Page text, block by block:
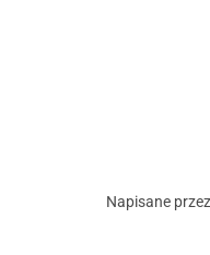
Napisane